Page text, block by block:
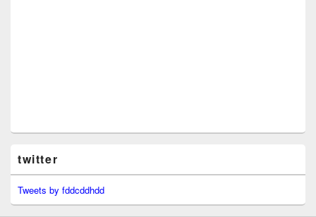
twitter
Tweets by fddcddhdd